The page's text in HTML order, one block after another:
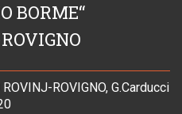
BORME“
ROVIGNO, G.Carducci